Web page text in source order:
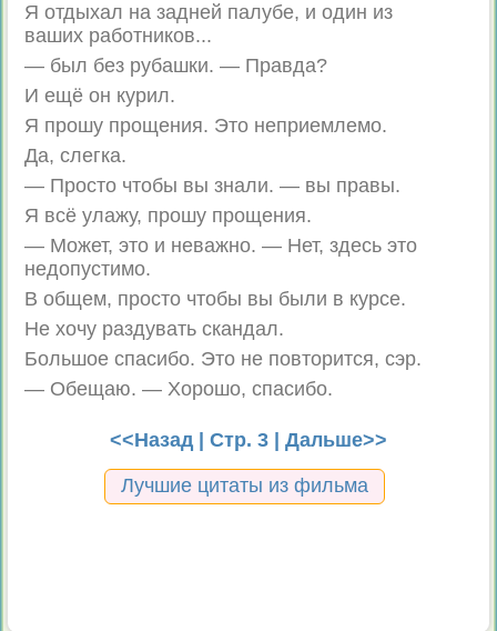
Я отдыхал на задней палубе, и один из
ваших работников...
— был без рубашки. — Правда?
И ещё он курил.
Я прошу прощения. Это неприемлемо.
Да, слегка.
— Просто чтобы вы знали. — вы правы.
Я всё улажу, прошу прощения.
— Может, это и неважно. — Нет, здесь это
недопустимо.
В общем, просто чтобы вы были в курсе.
Не хочу раздувать скандал.
Большое спасибо. Это не повторится, сэр.
— Обещаю. — Хорошо, спасибо.
<<Назад | Стр. 3 | Дальше>>
Лучшие цитаты из фильма